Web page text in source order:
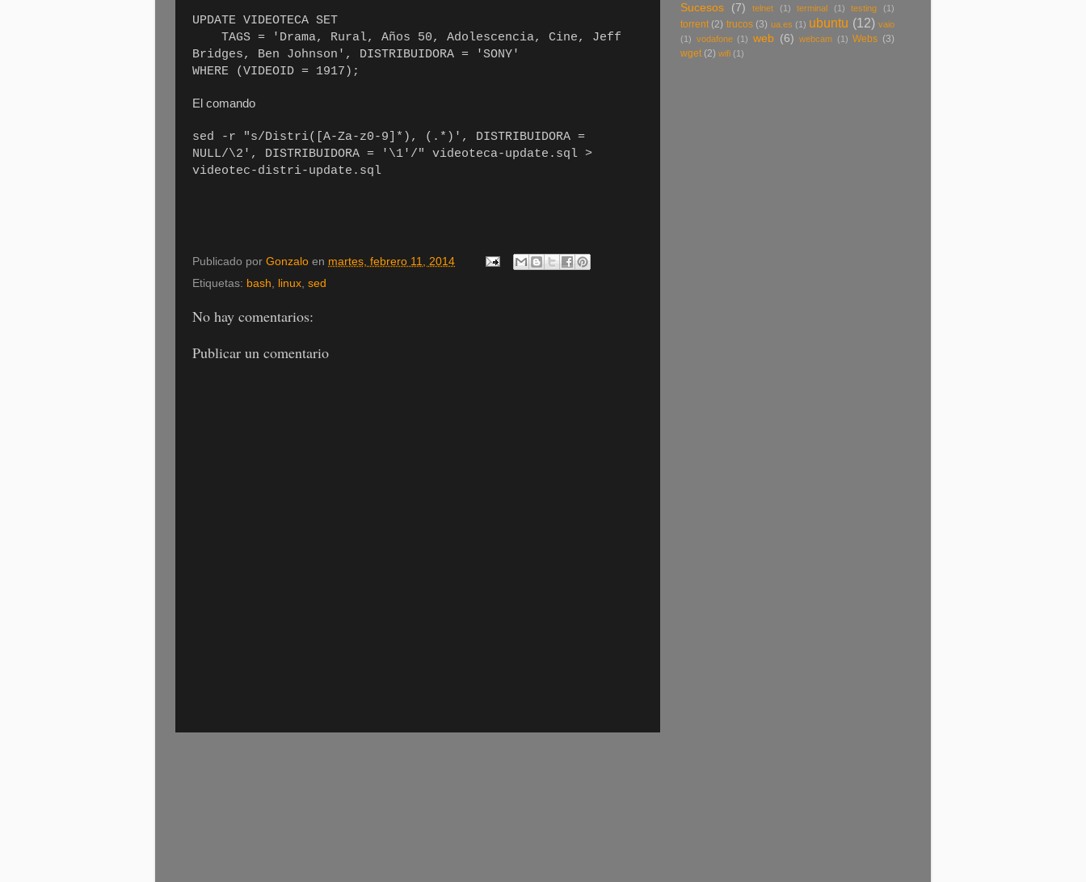
UPDATE VIDEOTECA SET
TAGS = 'Drama, Rural, Años 50, Adolescencia, Cine, Jeff
Bridges, Ben Johnson', DISTRIBUIDORA = 'SONY'
WHERE (VIDEOID = 1917);
El comando
sed -r "s/Distri([A-Za-z0-9]*), (.*)', DISTRIBUIDORA =
NULL/\2', DISTRIBUIDORA = '\1'/" videoteca-update.sql >
videotec-distri-update.sql
Publicado por Gonzalo en martes, febrero 11, 2014
Etiquetas: bash, linux, sed
No hay comentarios:
Publicar un comentario
Sucesos (7) telnet (1) terminal (1) testing (1)
torrent (2) trucos (3) ua.es (1) ubuntu (12) vaio
(1) vodafone (1) web (6) webcam (1) Webs (3)
wget (2) wifi (1)